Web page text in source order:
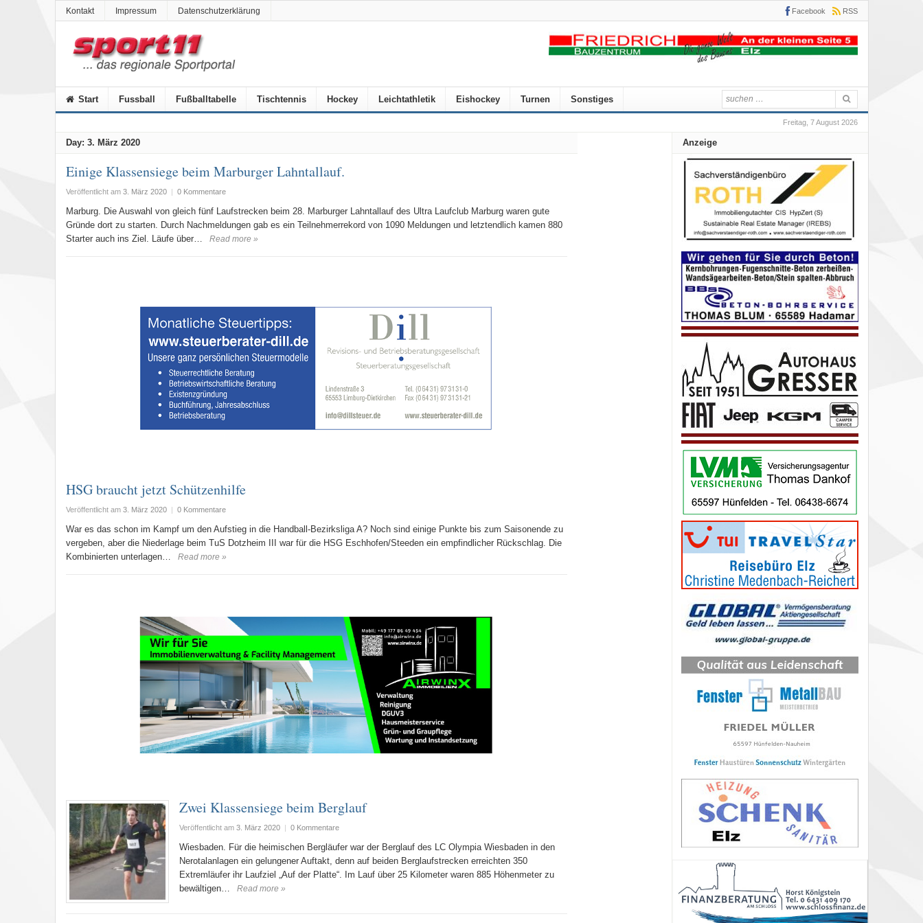
Kontakt Impressum Datenschutzerklärung Facebook RSS
Start Fussball Fußballtabelle Tischtennis Hockey Leichtathletik Eishockey Turnen Sonstiges
Freitag, 7 August 2026
Day: 3. März 2020
Einige Klassensiege beim Marburger Lahntallauf.
Veröffentlicht am 3. März 2020 | 0 Kommentare
Marburg. Die Auswahl von gleich fünf Laufstrecken beim 28. Marburger Lahntallauf des Ultra Laufclub Marburg waren gute
Gründe dort zu starten. Durch Nachmeldungen gab es ein Teilnehmerrekord von 1090 Meldungen und letztendlich kamen 880
Starter auch ins Ziel. Läufe über…
Read more »
HSG braucht jetzt Schützenhilfe
Veröffentlicht am 3. März 2020 | 0 Kommentare
War es das schon im Kampf um den Aufstieg in die Handball-Bezirksliga A? Noch sind einige Punkte bis zum Saisonende zu
vergeben, aber die Niederlage beim TuS Dotzheim III war für die HSG Eschhofen/Steeden ein empfindlicher Rückschlag. Die
Kombinierten unterlagen…
Read more »
Zwei Klassensiege beim Berglauf
Veröffentlicht am 3. März 2020 | 0 Kommentare
Wiesbaden. Für die heimischen Bergläufer war der Berglauf des LC Olympia Wiesbaden in den
Nerotalanlagen ein gelungener Auftakt, denn auf beiden Berglaufstrecken erreichten 350
Extremläufer ihr Laufziel „Auf der Platte“. Im Lauf über 25 Kilometer waren 885 Höhenmeter zu
bewältigen…
Read more »
Anzeige